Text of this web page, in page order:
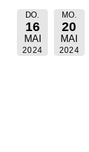
DO.
16
MAI
2024
MO.
20
MAI
2024